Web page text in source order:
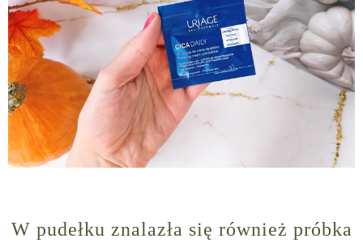
W pudełku znalazła się również próbka